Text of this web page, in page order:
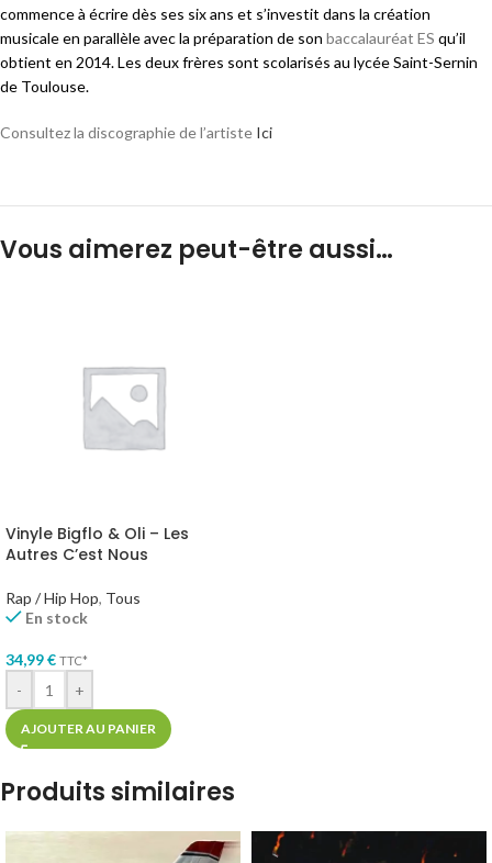
commence à écrire dès ses six ans et s’investit dans la création
musicale en parallèle avec la préparation de son baccalauréat ES qu’il
obtient en 2014. Les deux frères sont scolarisés au lycée Saint-Sernin
de Toulouse.
Consultez la discographie de l’artiste Ici
Vous aimerez peut-être aussi…
Vinyle Bigflo & Oli – Les
Autres C’est Nous
Rap / Hip Hop, Tous
En stock
34,99€ TTC*
- +
AJOUTER AU PANIER
Produits similaires